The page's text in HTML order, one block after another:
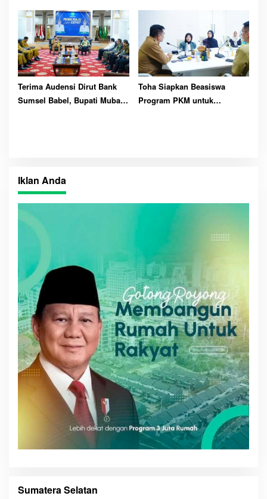
Terima Audensi Dirut Bank
Sumsel Babel, Bupati Muba
Toha Siapkan Beasiswa
Program PKM untuk
Iklan Anda
Sumatera Selatan